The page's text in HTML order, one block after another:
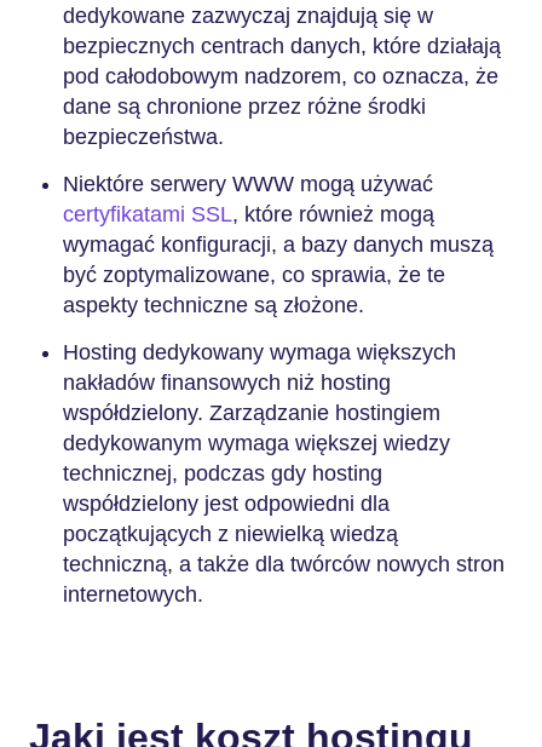
dedykowane zazwyczaj znajdują się w
bezpiecznych centrach danych, które działają
pod całodobowym nadzorem, co oznacza, że
dane są chronione przez różne środki
bezpieczeństwa.
Niektóre serwery WWW mogą używać
certyfikatami SSL, które również mogą
wymagać konfiguracji, a bazy danych muszą
być zoptymalizowane, co sprawia, że te
aspekty techniczne są złożone.
Hosting dedykowany wymaga większych
nakładów finansowych niż hosting
współdzielony. Zarządzanie hostingiem
dedykowanym wymaga większej wiedzy
technicznej, podczas gdy hosting
współdzielony jest odpowiedni dla
początkujących z niewielką wiedzą
techniczną, a także dla twórców nowych stron
internetowych.
Jaki jest koszt hostingu